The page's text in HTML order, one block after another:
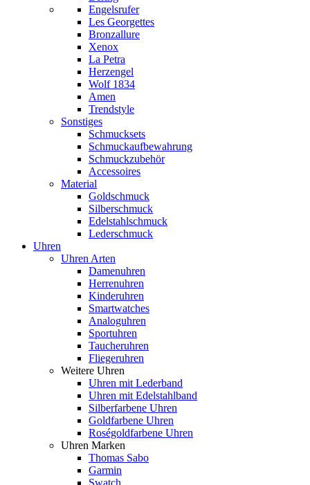
Engelsrufer
Les Georgettes
Bronzallure
Xenox
La Petra
Herzengel
Wolf 1834
Amen
Trendstyle
Sonstiges
Schmucksets
Schmuckaufbewahrung
Schmuckzubehör
Accessoires
Material
Goldschmuck
Silberschmuck
Edelstahlschmuck
Lederschmuck
Uhren
Uhren Arten
Damenuhren
Herrenuhren
Kinderuhren
Smartwatches
Analoguhren
Sportuhren
Taucheruhren
Fliegeruhren
Weitere Uhren
Uhren mit Lederband
Uhren mit Edelstahlband
Silberfarbene Uhren
Goldfarbene Uhren
Roségoldfarbene Uhren
Uhren Marken
Thomas Sabo
Garmin
Swatch